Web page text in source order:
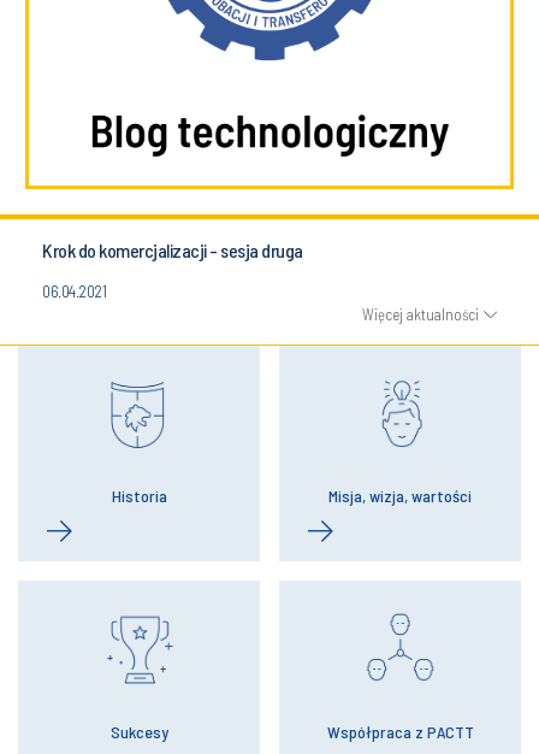
Krok do komercjalizacji - sesja druga
06.04.2021
Więcej aktualności
Historia Misja, wizja, wartości
Sukcesy Współpraca z PACTT